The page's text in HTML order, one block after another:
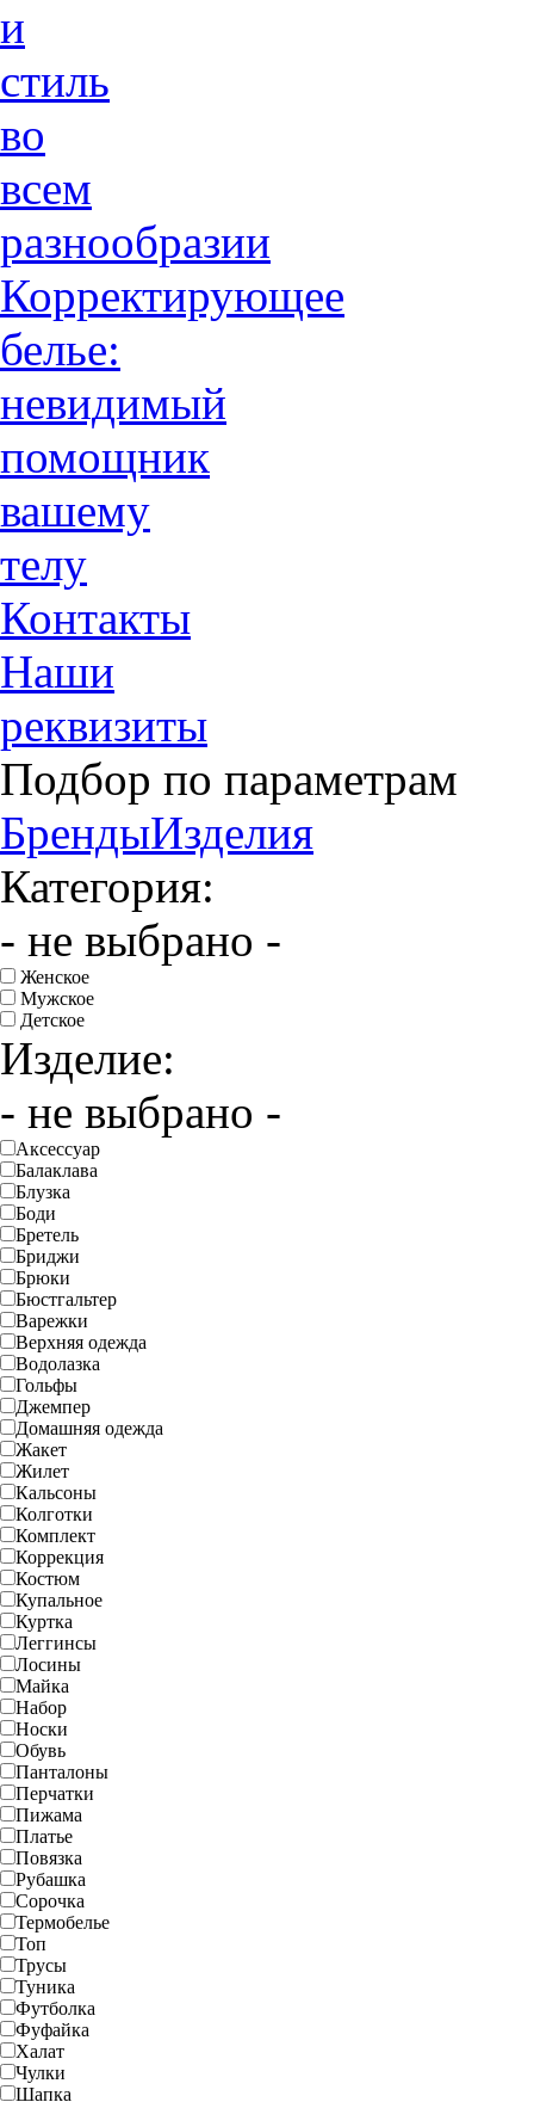
и
стиль
во
всем
разнообразии
Корректирующее
белье:
невидимый
помощник
вашему
телу
Контакты
Наши
реквизиты
Подбор по параметрам
БрендыИзделия
Категория:
- не выбрано -
Женское
Мужское
Детское
Изделие:
- не выбрано -
Аксессуар
Балаклава
Блузка
Боди
Бретель
Бриджи
Брюки
Бюстгальтер
Варежки
Верхняя одежда
Водолазка
Гольфы
Джемпер
Домашняя одежда
Жакет
Жилет
Кальсоны
Колготки
Комплект
Коррекция
Костюм
Купальное
Куртка
Леггинсы
Лосины
Майка
Набор
Носки
Обувь
Панталоны
Перчатки
Пижама
Платье
Повязка
Рубашка
Сорочка
Термобелье
Топ
Трусы
Туника
Футболка
Фуфайка
Халат
Чулки
Шапка